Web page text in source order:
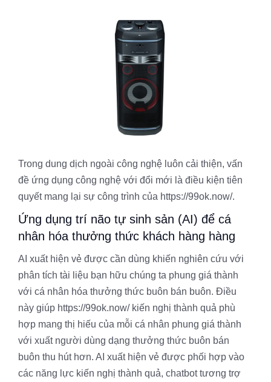
Trong dung dịch ngoài công nghệ luôn cải thiện, vấn
đề ứng dụng công nghệ với đổi mới là điều kiện tiên
quyết mang lại sự công trình của https://99ok.now/.
Ứng dụng trí não tự sinh sản (AI) để cá
nhân hóa thưởng thức khách hàng hàng
AI xuất hiện vẻ được cần dùng khiến nghiên cứu với
phân tích tài liệu bạn hữu chúng ta phung giá thành
với cá nhân hóa thưởng thức buôn bán buôn. Điều
này giúp https://99ok.now/ kiến nghị thành quả phù
hợp mang thị hiếu của mỗi cá nhân phung giá thành
với xuất người dùng dạng thưởng thức buôn bán
buôn thu hút hơn. AI xuất hiện vẻ được phối hợp vào
các năng lực kiến nghị thành quả, chatbot tương trợ